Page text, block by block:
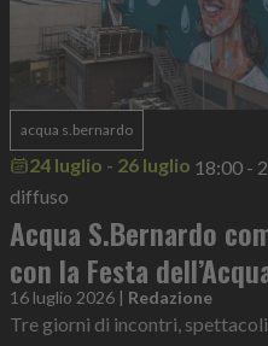
acqua s.bernardo
24 luglio - 26 luglio 18:00 -
diffuso
Acqua S.Bernardo
con la Festa
16 luglio 2026 | Redazione
Tre giorni di incontri,